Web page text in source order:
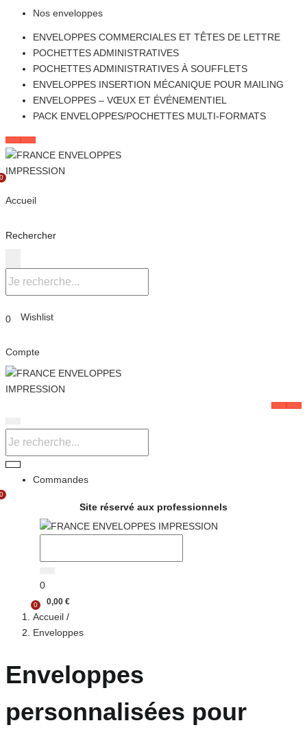
Nos enveloppes
ENVELOPPES COMMERCIALES ET TÊTES DE LETTRE
POCHETTES ADMINISTRATIVES
POCHETTES ADMINISTRATIVES À SOUFFLETS
ENVELOPPES INSERTION MÉCANIQUE POUR MAILING
ENVELOPPES – VŒUX ET ÉVÉNEMENTIEL
PACK ENVELOPPES/POCHETTES MULTI-FORMATS
0
Accueil
Rechercher
0 Wishlist
Compte
Commandes
0
Site réservé aux professionnels
0
0 0,00 €
Accueil /
Enveloppes
Enveloppes
personnalisées pour